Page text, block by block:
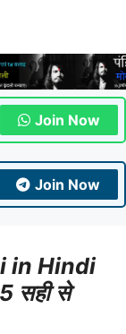
Join Now
Join Now
in Hindi
सही से